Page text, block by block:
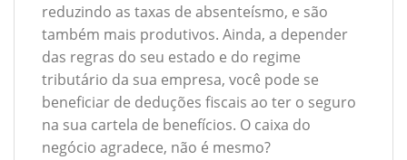
reduzindo as taxas de absenteísmo, e são
também mais produtivos. Ainda, a depender
das regras do seu estado e do regime
tributário da sua empresa, você pode se
beneficiar de deduções fiscais ao ter o seguro
na sua cartela de benefícios. O caixa do
negócio agradece, não é mesmo?